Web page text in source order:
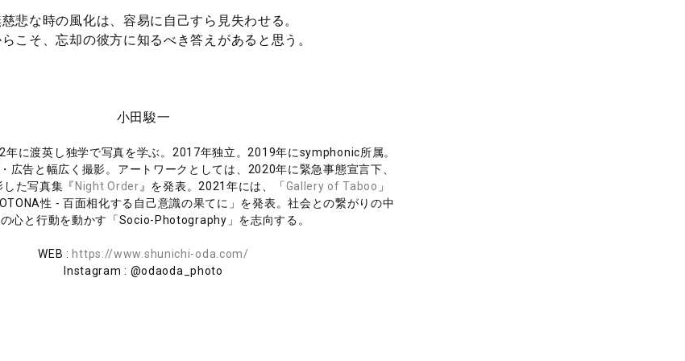
悲な時の風化は、容易に自己すら見失わせる。
こそ、忘却の彼方に知るべき答えがあると思う。
小田駿一
年に渡英し独学で写真を学ぶ。2017年独立。2019年にsymphonic所属。
広告と幅広く撮影。アートワークとしては、2020年に緊急事態宣言下、
た写真集『 Night Order』を発表。2021年には、「Gallery of Taboo 」
性 - 百面相化する自己意識の果てに」を発表。社会との繋がりの中
人の心と行動を動かす「Socio-Photography」を志向する。
WEB : https://www.shunichi-oda.com/
Instagram : @odaoda_photo